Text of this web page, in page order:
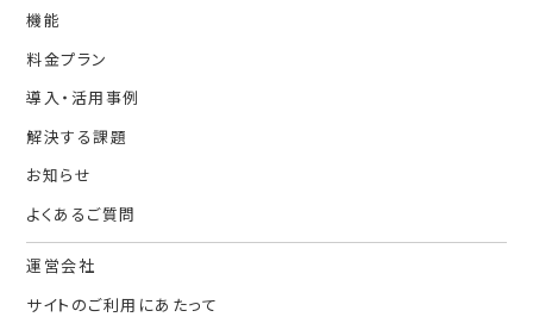
機能
料金プラン
導入・活用事例
解決する課題
お知らせ
よくあるご質問
運営会社
サイトのご利用にあたって